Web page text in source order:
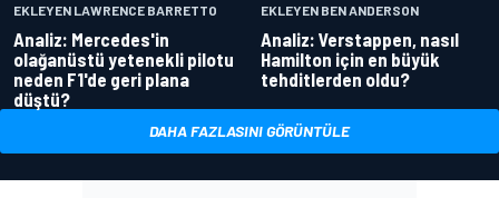
EKLEYEN LAWRENCE BARRETTO
Analiz: Mercedes'in
olağanüstü yetenekli pilotu
neden F1'de geri plana
düştü?
EKLEYEN BEN ANDERSON
Analiz: Verstappen, nasıl
Hamilton için en büyük
tehditlerden oldu?
DAHA FAZLASINI GÖRÜNTÜLE